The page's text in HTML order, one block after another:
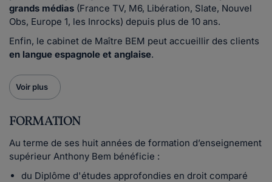
grands médias (France TV, M6, Libération, Slate, Nouvel
Obs, Europe 1, les Inrocks) depuis plus de 10 ans.
Enfin, le cabinet de Maître BEM peut accueillir des clients
en langue espagnole et anglaise.
Voir plus
FORMATION
Au terme de ses huit années de formation d’enseignement
supérieur Anthony Bem bénéficie :
du Diplôme d'études approfondies en droit comparé